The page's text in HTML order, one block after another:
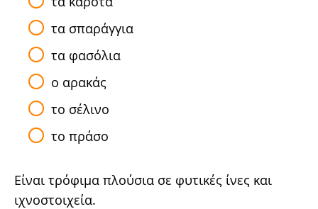
τα σπαράγγια
τα φασόλια
ο αρακάς
το σέλινο
το πράσο
Είναι τρόφιμα πλούσια σε φυτικές ίνες και
ιχνοστοιχεία.